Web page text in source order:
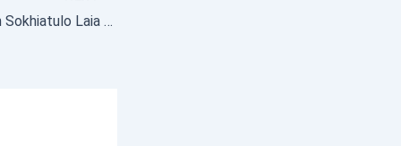
Bupati Nias Selatan Sokhiatulo Laia & Wakil Bupati Ir. Yusuf Nache, S.T.,M.M , Melakukan Koordinasi dan Konsultasi di Kantor Kementerian Sosial Republik Indonesia , tentang Penanganan Bantuan Sosial, BPJS dan Pembangunan Sekolah Rakyat.